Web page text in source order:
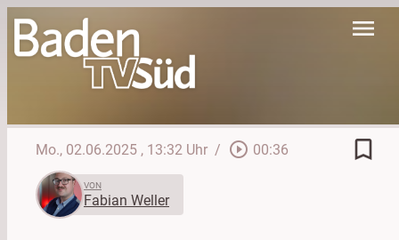
menu
Mo., 02.06.2025 , 13:32 Uhr / play_circle_outline 00:36 bookmark_border
VON
Fabian Weller